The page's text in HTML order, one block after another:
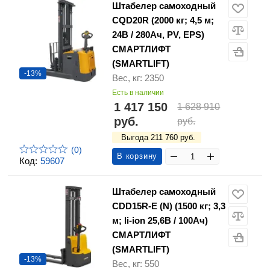
Код: 59607
-13%
(0)
Штабелер самоходный
CQD20R (2000 кг; 4,5 м;
24В / 280Ач, PV, EPS)
СМАРТЛИФТ
(SMARTLIFT)
Вес, кг: 2350
Есть в наличии
1 417 150
руб.
1 628 910
руб.
Выгода 211 760 руб.
В корзину
-13%
Штабелер самоходный
CDD15R-E (N) (1500 кг; 3,3
м; li-ion 25,6В / 100Ач)
СМАРТЛИФТ
(SMARTLIFT)
Вес, кг: 550